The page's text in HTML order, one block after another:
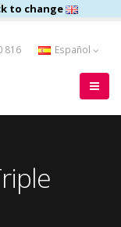
to change
816 Español